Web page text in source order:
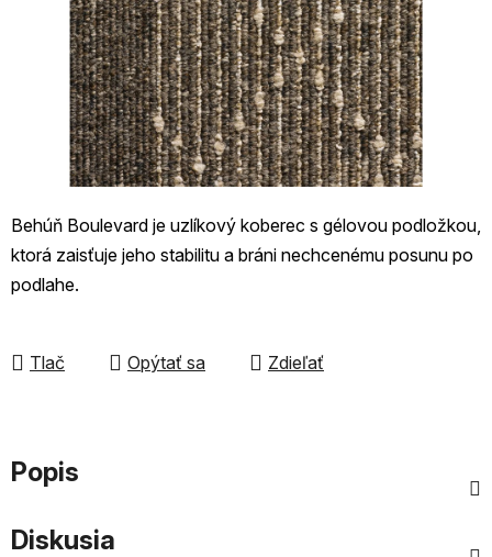
Behúň Boulevard je uzlíkový koberec s gélovou podložkou,
ktorá zaisťuje jeho stabilitu a bráni nechcenému posunu po
podlahe.
Tlač Opýtať sa Zdieľať
hviezdičiek.
Popis
Diskusia